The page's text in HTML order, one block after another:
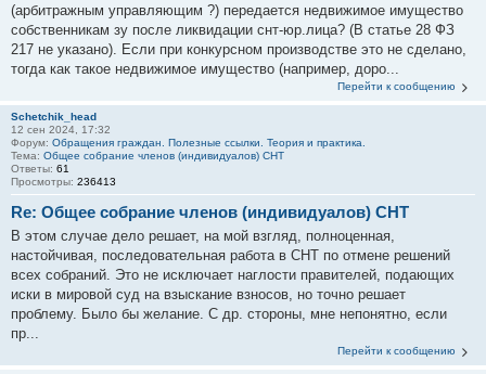
(арбитражным управляющим ?) передается недвижимое имущество
собственникам зу после ликвидации снт-юр.лица? (В статье 28 ФЗ
217 не указано). Если при конкурсном производстве это не сделано,
тогда как такое недвижимое имущество (например, доро...
Перейти к сообщению
Schetchik_head
12 сен 2024, 17:32
Форум: Обращения граждан. Полезные ссылки. Теория и практика.
Тема: Общее собрание членов (индивидуалов) СНТ
Ответы: 61
Просмотры: 236413
Re: Общее собрание членов (индивидуалов) СНТ
В этом случае дело решает, на мой взгляд, полноценная,
настойчивая, последовательная работа в СНТ по отмене решений
всех собраний. Это не исключает наглости правителей, подающих
иски в мировой суд на взыскание взносов, но точно решает
проблему. Было бы желание. С др. стороны, мне непонятно, если
пр...
Перейти к сообщению